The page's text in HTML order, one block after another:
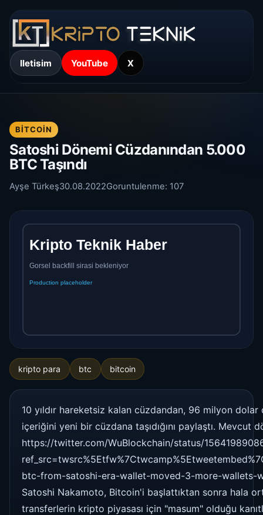
Iletisim YouTube X
BITCOIN
Satoshi Dönemi Cüzdanından 5.000
BTC Taşındı
Ayşe Türkeş30.08.2022Goruntulenme: 107
kripto para btc bitcoin
10 yıldır hareketsiz kalan cüzdandan, 96 milyon
içeriğini yeni bir cüzdana taşıdığını paylaştı.
https://twitter.com/WuBlockchain/status/
btc-from-satoshi-era-wallet-moved-3-more-wallets-
Satoshi Nakamoto, Bitcoin'i başlattıktan sonra hala
transferlerin kripto piyasası için "masum" olduğu